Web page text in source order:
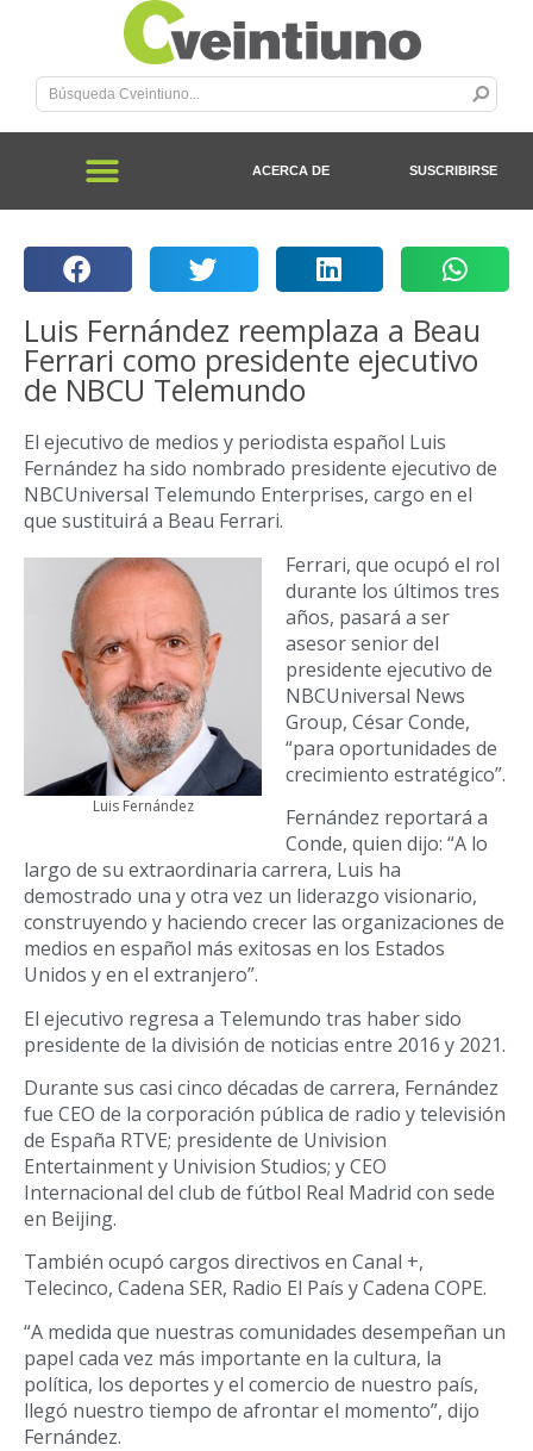
ACERCA DE SUSCRIBIRSE
Luis Fernández reemplaza a Beau
Ferrari como presidente ejecutivo
de NBCU Telemundo
El ejecutivo de medios y periodista español Luis
Fernández ha sido nombrado presidente ejecutivo de
NBCUniversal Telemundo Enterprises, cargo en el
que sustituirá a Beau Ferrari.
Luis Fernández
Ferrari, que ocupó el rol
durante los últimos tres
años, pasará a ser
asesor senior del
presidente ejecutivo de
NBCUniversal News
Group, César Conde,
“para oportunidades de
crecimiento estratégico”.
Fernández reportará a
Conde, quien dijo: “A lo
largo de su extraordinaria carrera, Luis ha
demostrado una y otra vez un liderazgo visionario,
construyendo y haciendo crecer las organizaciones de
medios en español más exitosas en los Estados
Unidos y en el extranjero”.
El ejecutivo regresa a Telemundo tras haber sido
presidente de la división de noticias entre 2016 y 2021.
Durante sus casi cinco décadas de carrera, Fernández
fue CEO de la corporación pública de radio y televisión
de España RTVE; presidente de Univision
Entertainment y Univision Studios; y CEO
Internacional del club de fútbol Real Madrid con sede
en Beijing.
También ocupó cargos directivos en Canal +,
Telecinco, Cadena SER, Radio El País y Cadena COPE.
“A medida que nuestras comunidades desempeñan un
papel cada vez más importante en la cultura, la
política, los deportes y el comercio de nuestro país,
llegó nuestro tiempo de afrontar el momento”, dijo
Fernández.